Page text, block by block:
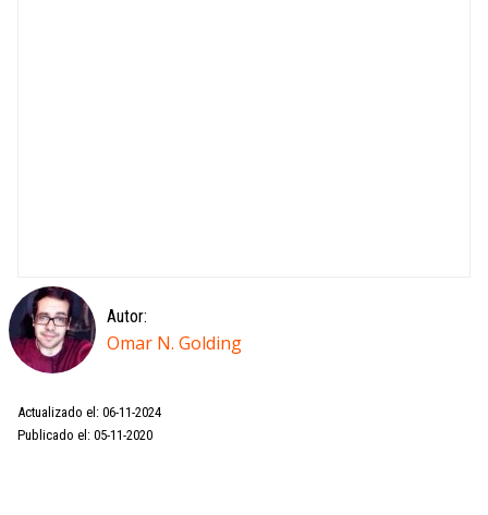
Autor:
Omar N. Golding
Actualizado el: 06-11-2024
Publicado el: 05-11-2020